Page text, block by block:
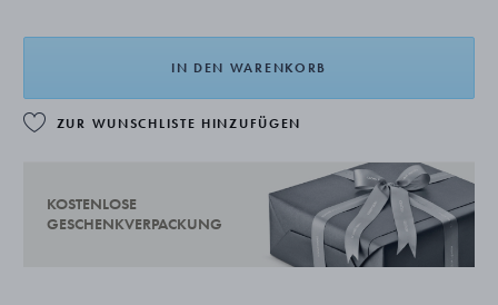
IN DEN WARENKORB
ZUR WUNSCHLISTE HINZUFÜGEN
KOSTENLOSE
GESCHENKVERPACKUNG